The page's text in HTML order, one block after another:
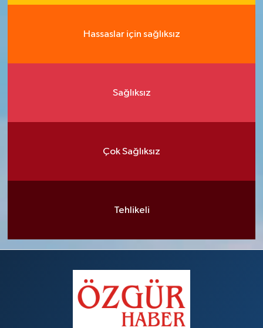
Hassaslar için sağlıksız
Sağlıksız
Çok Sağlıksız
Tehlikeli